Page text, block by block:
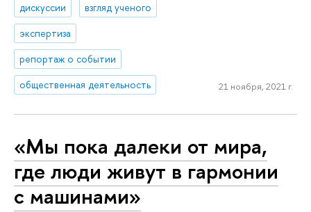
дискуссии
взгляд ученого
экспертиза
репортаж о событии
общественная деятельность
21 ноября, 2021 г.
«Мы пока далеки от мира,
где люди живут в гармонии
с машинами»